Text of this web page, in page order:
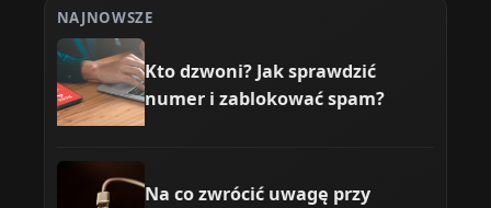
NAJNOWSZE
Kto dzwoni? Jak sprawdzić
numer i zablokować spam?
Na co zwrócić uwagę przy